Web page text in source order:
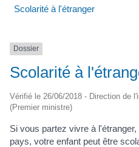
Scolarité à l'étranger
Dossier
Scolarité à
Vérifié le 26/06/2018 - Direction de
(Premier ministre)
Si vous partez vivre à
pays, votre enfant peut être